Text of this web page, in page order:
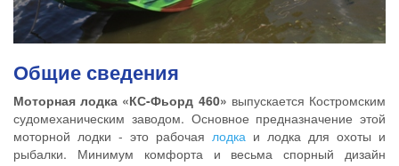
Общие сведения
Моторная лодка «КС-Фьорд 460» выпускается Костромским
судомеханическим заводом. Основное предназначение этой
моторной лодки - это рабочая лодка и лодка для охоты и
рыбалки. Минимум комфорта и весьма спорный дизайн